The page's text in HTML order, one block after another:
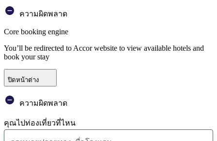
ความผิดพลาด
Core booking engine
You’ll be redirected to Accor website to view available hotels and
book your stay
ปิดหน้าต่าง
ความผิดพลาด
คุณไปท่องเที่ยวที่ไหน